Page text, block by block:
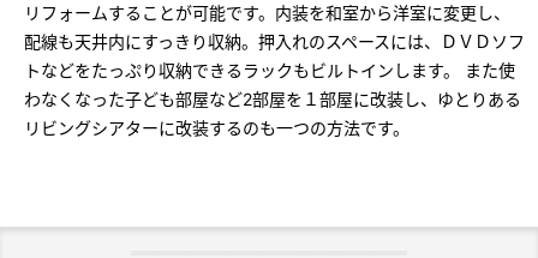
リフォームすることが可能です。内装を和室から洋室に変更し、
配線も天井内にすっきり収納。押入れのスペースには、ＤＶＤソフ
トなどをたっぷり収納できるラックもビルトインします。 また使
わなくなった子ども部屋など2部屋を１部屋に改装し、ゆとりある
リビングシアターに改装するのも一つの方法です。